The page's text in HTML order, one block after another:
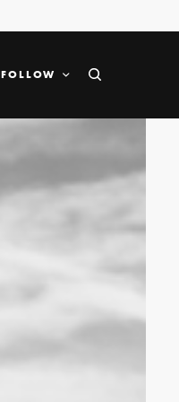
FOLLOW